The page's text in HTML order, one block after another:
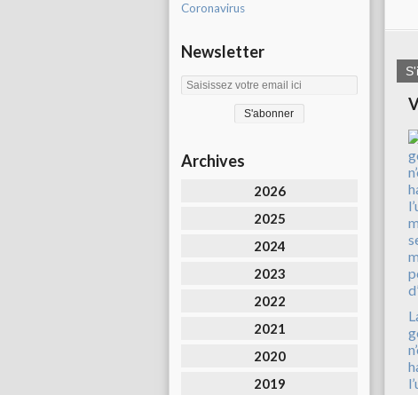
Coronavirus
Newsletter
Archives
2026
2025
2024
2023
2022
2021
2020
2019